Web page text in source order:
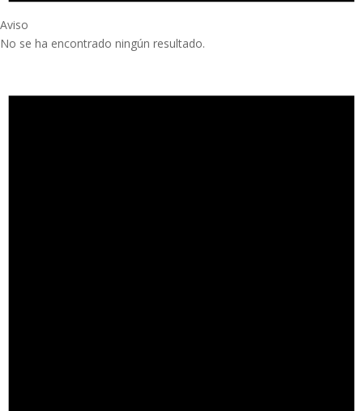
Aviso
No se ha encontrado ningún resultado.